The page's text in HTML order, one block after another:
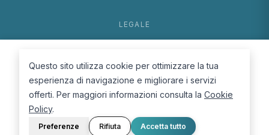
LEGALE
Cookie Policy
Questo sito utilizza cookie per ottimizzare la tua
esperienza di navigazione e migliorare i servizi
offerti. Per maggiori informazioni consulta la Cookie
Policy.
Preferenze Rifiuta Accetta tutto